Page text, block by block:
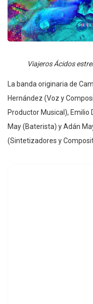
Viajeros Ácidos
La banda originaria de
Hernández (Voz y
Productor Musical),
May (Baterista) y Adán
(Sintetizadores y